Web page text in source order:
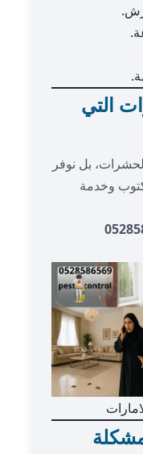
التي
بل نوفر
وخدمة